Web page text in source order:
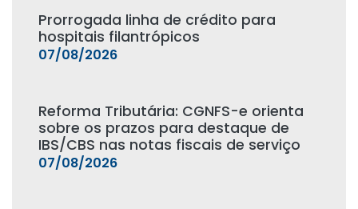
Prorrogada linha de crédito para
hospitais filantrópicos
07/08/2026
Reforma Tributária: CGNFS-e orienta
sobre os prazos para destaque de
IBS/CBS nas notas fiscais de serviço
07/08/2026